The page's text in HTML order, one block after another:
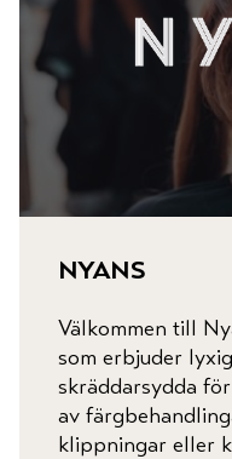
nyans
Välkommen till
som erbjuder
skräddarsydda
av
klippningar eller